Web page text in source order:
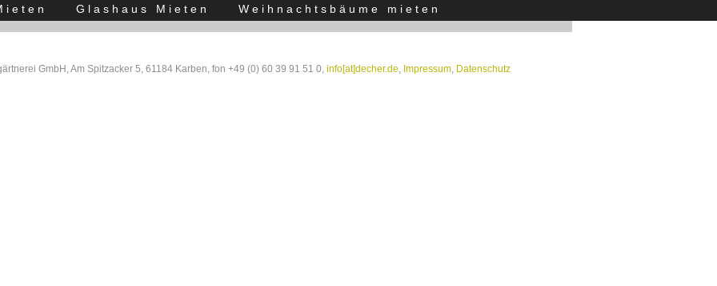
Glashaus Mieten Weihnachtsbäume mieten
GmbH, Am Spitzacker 5, 61184 Karben, fon +49 (0) 60 39 91 51 0, info[at]decher.de Impressum Datenschutz